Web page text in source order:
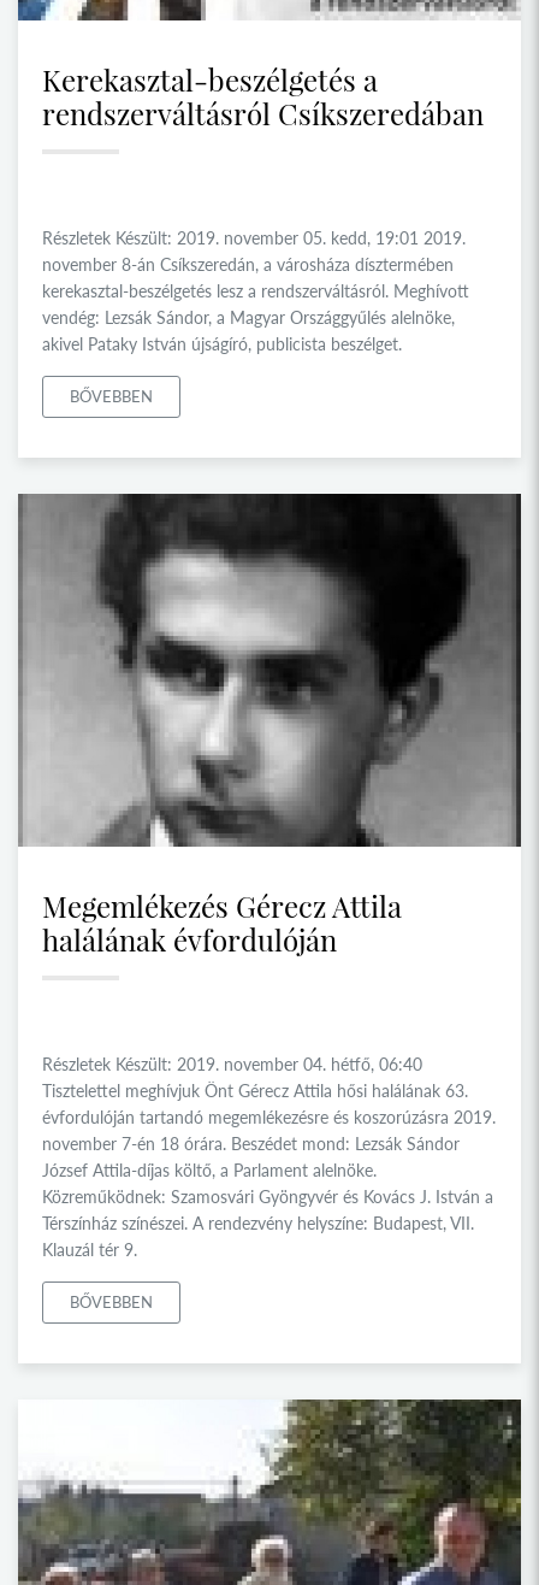
Kerekasztal-beszélgetés a
rendszerváltásról Csíkszeredában
Részletek Készült: 2019. november 05. kedd, 19:01 2019.
november 8-án Csíkszeredán, a városháza dísztermében
kerekasztal-beszélgetés lesz a rendszerváltásról. Meghívott
vendég: Lezsák Sándor, a Magyar Országgyűlés alelnöke,
akivel Pataky István újságíró, publicista beszélget.
BŐVEBBEN
Megemlékezés Gérecz Attila
halálának évfordulóján
Részletek Készült: 2019. november 04. hétfő, 06:40
Tisztelettel meghívjuk Önt Gérecz Attila hősi halálának 63.
évfordulóján tartandó megemlékezésre és koszorúzásra 2019.
november 7-én 18 órára. Beszédet mond: Lezsák Sándor
József Attila-díjas költő, a Parlament alelnöke.
Közreműködnek: Szamosvári Gyöngyvér és Kovács J. István a
Térszínház színészei. A rendezvény helyszíne: Budapest, VII.
Klauzál tér 9.
BŐVEBBEN